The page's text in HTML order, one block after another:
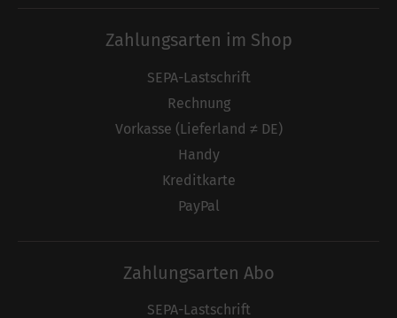
Zahlungsarten im Shop
SEPA-Lastschrift
Rechnung
Vorkasse (Lieferland ≠ DE)
Handy
Kreditkarte
PayPal
Zahlungsarten Abo
SEPA-Lastschrift